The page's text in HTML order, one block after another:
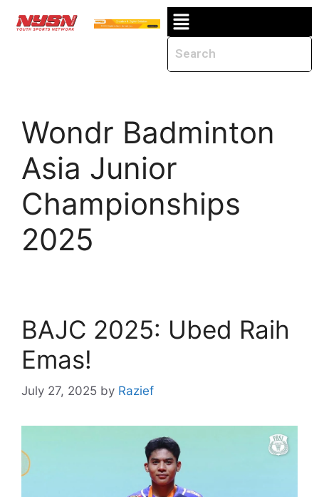
Wondr Badminton
Asia Junior
Championships
2025
BAJC 2025: Ubed Raih
Emas!
July 27, 2025 by Razief